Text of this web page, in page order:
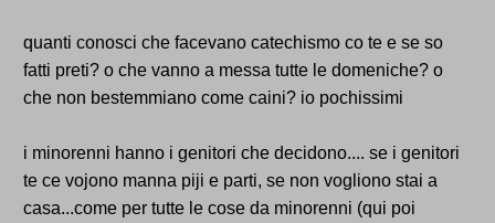
quanti conosci che facevano catechismo co te e se so
fatti preti? o che vanno a messa tutte le domeniche? o
che non bestemmiano come caini? io pochissimi
i minorenni hanno i genitori che decidono.... se i genitori
te ce vojono manna piji e parti, se non vogliono stai a
casa...come per tutte le cose da minorenni (qui poi